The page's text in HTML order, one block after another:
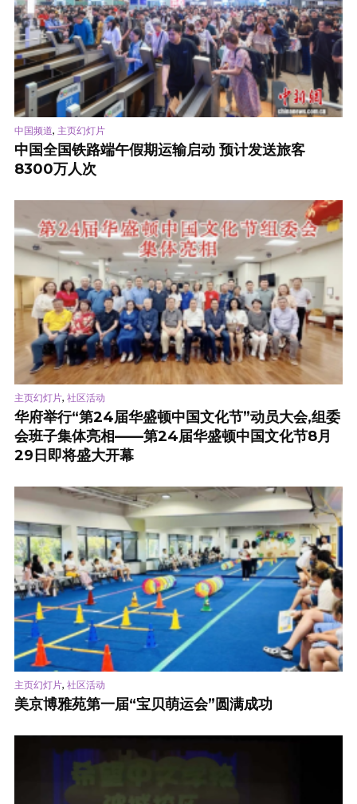
中国频道, 主页幻灯片
中国全国铁路端午假期运输启动 预计发送旅客
8300万人次
主页幻灯片, 社区活动
华府举行“第24届华盛顿中国文化节”动员大会,组委
会班子集体亮相——第24届华盛顿中国文化节8月
29日即将盛大开幕
主页幻灯片, 社区活动
美京博雅苑第一届“宝贝萌运会”圆满成功